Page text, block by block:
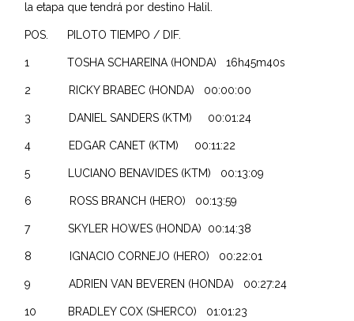
la etapa que tendrá por destino Halil.
POS. PILOTO TIEMPO / DIF.
1 TOSHA SCHAREINA (HONDA) 16h45m40s
2 RICKY BRABEC (HONDA) 00:00:00
3 DANIEL SANDERS (KTM) 00:01:24
4 EDGAR CANET (KTM) 00:11:22
5 LUCIANO BENAVIDES (KTM) 00:13:09
6 ROSS BRANCH (HERO) 00:13:59
7 SKYLER HOWES (HONDA) 00:14:38
8 IGNACIO CORNEJO (HERO) 00:22:01
9 ADRIEN VAN BEVEREN (HONDA) 00:27:24
10 BRADLEY COX (SHERCO) 01:01:23